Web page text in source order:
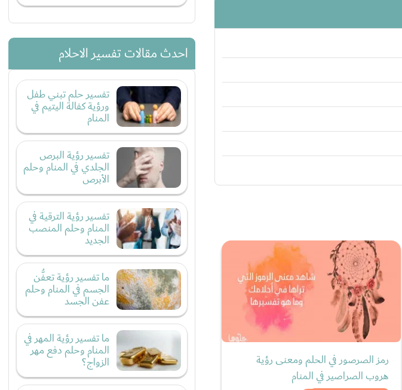
رمز الصرصور في الحلم ومعنى رؤية
هروب الصراصير في المنام
احدث مقالات تفسير الاحلام
تفسير حلم تبني طفل
ورؤية كفالة اليتيم في
المنام
تفسير رؤية البرص
الجلدي في المنام وحلم
الأبرص
تفسير رؤية الترقية في
المنام وحلم المنصب
الجديد
ما تفسير رؤية تعفُّن
الجسم في المنام وحلم
عفن الجسد
ما تفسير رؤية المهر في
المنام وحلم دفع مهر
الزواج؟